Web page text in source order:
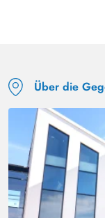
Über die